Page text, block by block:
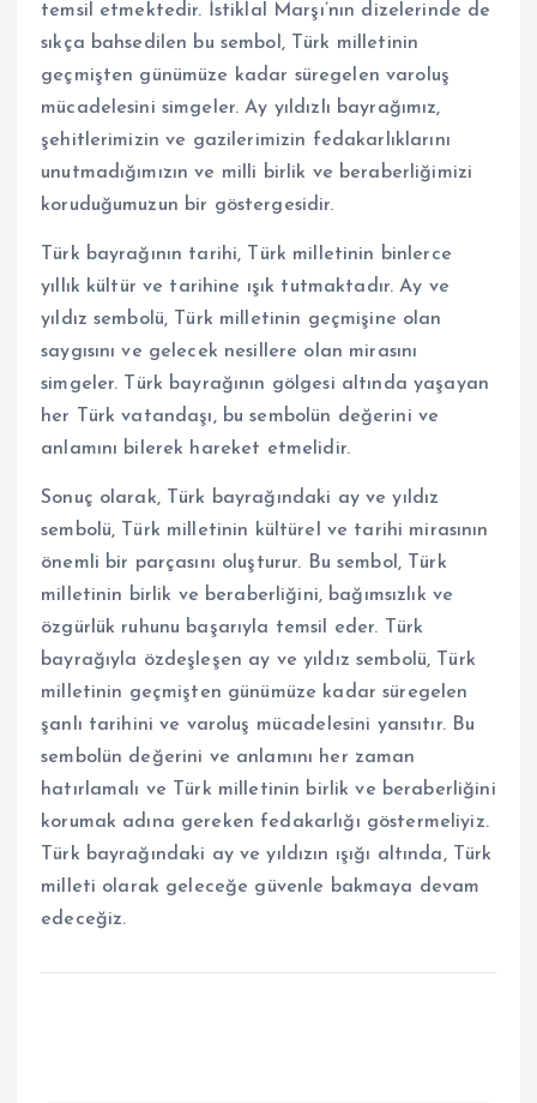
temsil etmektedir. İstiklal Marşı’nın dizelerinde de
sıkça bahsedilen bu sembol, Türk milletinin
geçmişten günümüze kadar süregelen varoluş
mücadelesini simgeler. Ay yıldızlı bayrağımız,
şehitlerimizin ve gazilerimizin fedakarlıklarını
unutmadığımızın ve milli birlik ve beraberliğimizi
koruduğumuzun bir göstergesidir.
Türk bayrağının tarihi, Türk milletinin binlerce
yıllık kültür ve tarihine ışık tutmaktadır. Ay ve
yıldız sembolü, Türk milletinin geçmişine olan
saygısını ve gelecek nesillere olan mirasını
simgeler. Türk bayrağının gölgesi altında yaşayan
her Türk vatandaşı, bu sembolün değerini ve
anlamını bilerek hareket etmelidir.
Sonuç olarak, Türk bayrağındaki ay ve yıldız
sembolü, Türk milletinin kültürel ve tarihi mirasının
önemli bir parçasını oluşturur. Bu sembol, Türk
milletinin birlik ve beraberliğini, bağımsızlık ve
özgürlük ruhunu başarıyla temsil eder. Türk
bayrağıyla özdeşleşen ay ve yıldız sembolü, Türk
milletinin geçmişten günümüze kadar süregelen
şanlı tarihini ve varoluş mücadelesini yansıtır. Bu
sembolün değerini ve anlamını her zaman
hatırlamalı ve Türk milletinin birlik ve beraberliğini
korumak adına gereken fedakarlığı göstermeliyiz.
Türk bayrağındaki ay ve yıldızın ışığı altında, Türk
milleti olarak geleceğe güvenle bakmaya devam
edeceğiz.